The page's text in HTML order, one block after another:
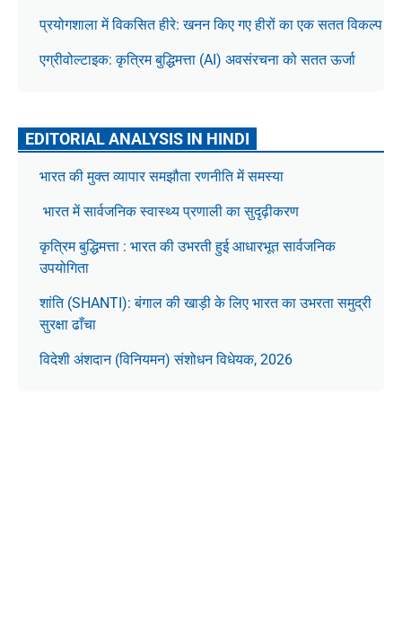
प्रयोगशाला में विकसित हीरे: खनन किए गए हीरों का एक सतत विकल्प
एग्रीवोल्टाइक: कृत्रिम बुद्धिमत्ता (AI) अवसंरचना को सतत ऊर्जा
EDITORIAL ANALYSIS IN HINDI
भारत की मुक्त व्यापार समझौता रणनीति में समस्या
भारत में सार्वजनिक स्वास्थ्य प्रणाली का सुदृढ़ीकरण
कृत्रिम बुद्धिमत्ता : भारत की उभरती हुई आधारभूत सार्वजनिक
उपयोगिता
शांति (SHANTI): बंगाल की खाड़ी के लिए भारत का उभरता समुद्री
सुरक्षा ढाँचा
विदेशी अंशदान (विनियमन) संशोधन विधेयक, 2026